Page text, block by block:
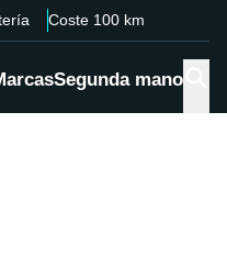
Coste 100 km
Segunda mano